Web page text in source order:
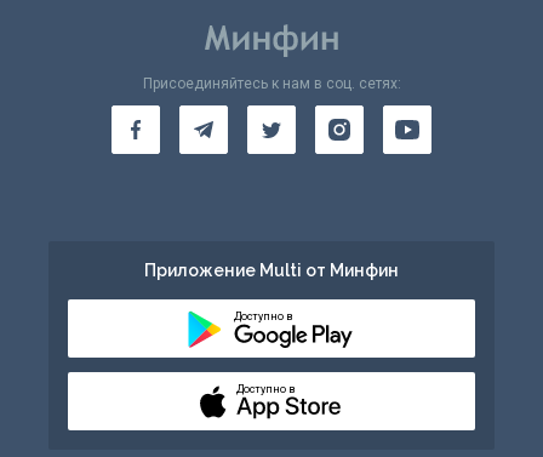
Присоединяйтесь к нам в соц. сетях:
Приложение Multi от Минфин
Доступно в
Доступно в